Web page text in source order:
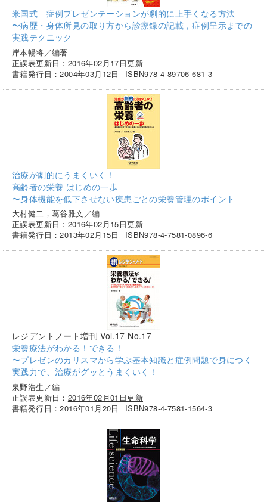
米国式 症例プレゼンテーションが劇的に上手くなる方法
〜病歴・身体所見の取り方から診療録の記載，症例呈示までの
実践テクニック
岸本暢将／編著
正誤表更新日： 2016年02月17日更新
書籍発行日：2004年03月12日
ISBN978-4-89706-681-3
治療が劇的にうまくいく！
高齢者の栄養 はじめの一歩
〜身体機能を低下させない疾患ごとの栄養管理のポイント
大村健二，葛谷雅文／編
正誤表更新日： 2016年02月15日更新
書籍発行日：2013年02月15日
ISBN978-4-7581-0896-6
レジデントノート増刊 Vol.17 No.17
栄養療法がわかる！できる！
〜プレゼンのカリスマから学ぶ基本知識と症例問題で身につく
実践力で、治療がグッとうまくいく！
泉野浩生／編
正誤表更新日： 2016年02月01日更新
書籍発行日：2016年01月20日
ISBN978-4-7581-1564-3